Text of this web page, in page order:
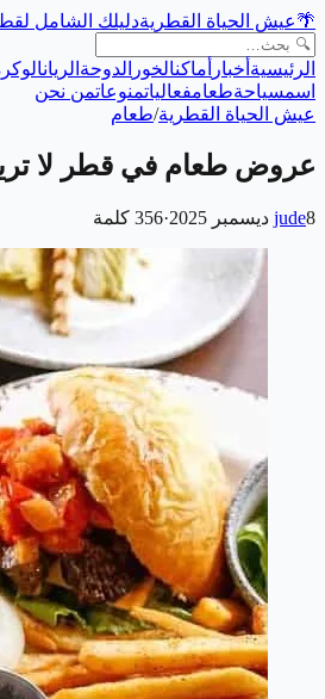
🌴عيش الحياة القطريةدليلك الشامل
الرئيسية أخبار أماكنالخور الدوحة الريان
اسمسياحةطعامفعالياتمنوعاتمن نحن
عيش الحياة القطرية/طعام
عروض طعام في قطر لا
jude8 ديسمبر 2025 ·
356 كلمة